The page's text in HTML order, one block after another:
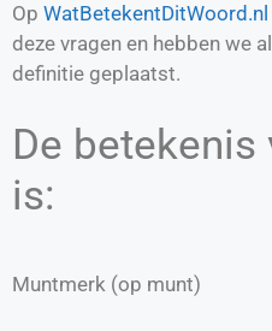
Op WatBetekentDitWoord.nl
deze vragen en hebben we
definitie geplaatst.
De
is:
Muntmerk (op munt)